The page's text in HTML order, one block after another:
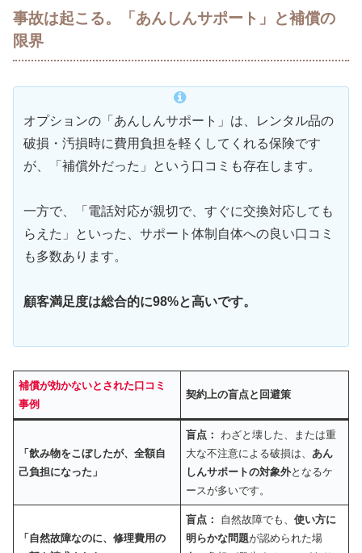
事故は起こる。「あんしんサポート」と補償の
限界
オプションの「あんしんサポート」は、レンタル品の
破損・汚損時に費用負担を軽くしてくれる保険です
が、「補償外だった」という口コミも存在します。
一方で、「電話対応が親切で、すぐに交換対応しても
らえた」といった、サポート体制自体への良い口コミ
も多数あります。
顧客満足度は総合的に98%と高いです。
補償が効かないとされた口コミ
事例
契約上の盲点と回避策
「飲み物をこぼしたが、全額自
己負担になった」
盲点：
わざと壊した、または重
大な不注意による破損は、 あん
しんサポートの対象外となるケ
ースが多いです。
「自然故障なのに、修理費用の
盲点： 自然故障でも、使い方に
明らかな問題が認められた場